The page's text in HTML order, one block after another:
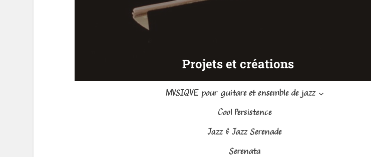
Projets et créations
MVSIQVE pour guitare et ensemble de jazz
Cool Persistence
Jazz & Jazz Serenade
Serenata